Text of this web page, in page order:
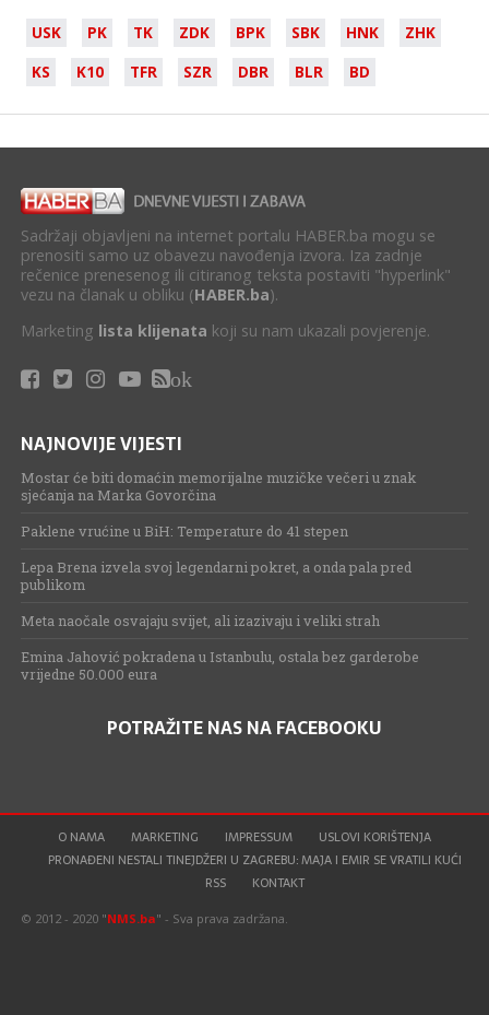
USK PK TK ZDK BPK SBK HNK
ZHK
KS
K10 TFR SZR DBR BLR BD
Sadržaji objavljeni na internet portalu HABER.ba mogu se
prenositi samo uz obavezu navođenja izvora. Iza zadnje
rečenice prenesenog ili citiranog teksta postaviti "hyperlink"
vezu na članak u obliku (HABER.ba).
Marketing lista klijenata koji su nam ukazali povjerenje.
ok
NAJNOVIJE VIJESTI
Mostar će biti domaćin memorijalne muzičke večeri u znak
sjećanja na Marka Govorčina
Paklene vrućine u BiH: Temperature do 41 stepen
Lepa Brena izvela svoj legendarni pokret, a onda pala pred
publikom
Meta naočale osvajaju svijet, ali izazivaju i veliki strah
Emina Jahović pokradena u Istanbulu, ostala bez garderobe
vrijedne 50.000 eura
POTRAŽITE NAS NA FACEBOOKU
O NAMA MARKETING IMPRESSUM
USLOVI KORIŠTENJA
PRONAĐENI NESTALI TINEJDŽERI U ZAGREBU: MAJA I EMIR SE VRATILI KUĆI
RSS
KONTAKT
© 2012 - 2020 "NMS.ba" - Sva prava zadržana.